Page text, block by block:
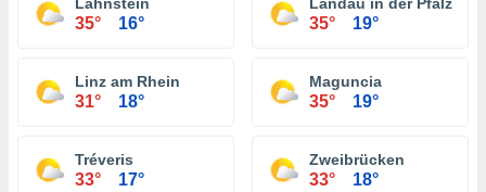
35° 16° 35° 19°
Linz am Rhein
31° 18°
Maguncia
35° 19°
Tréveris
33° 17°
Zweibrücken
33° 18°